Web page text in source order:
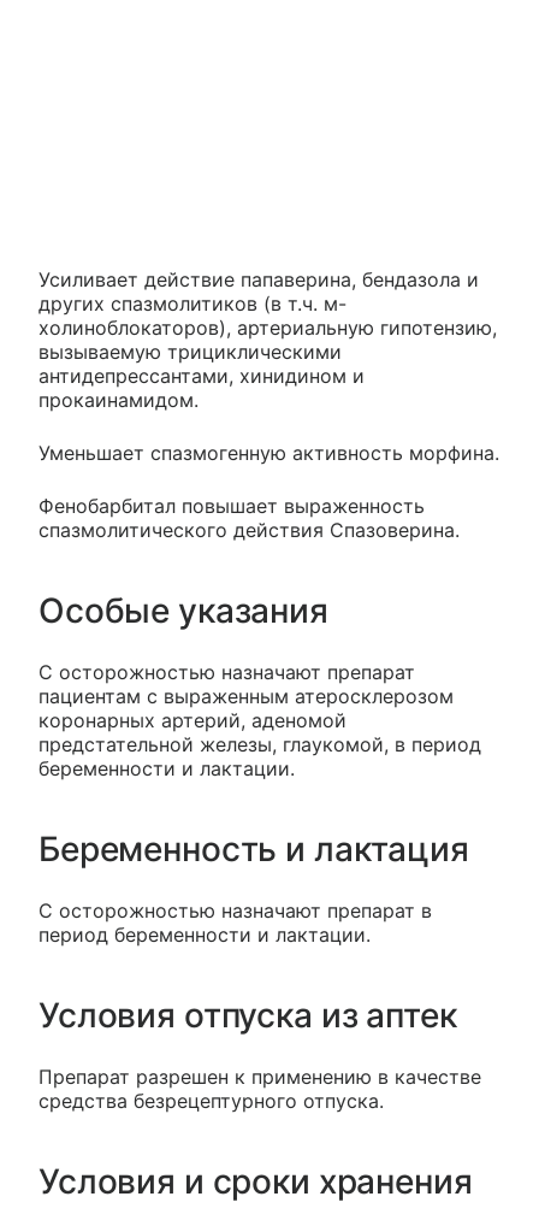
Усиливает действие папаверина, бендазола и
других спазмолитиков (в т.ч. м-
холиноблокаторов), артериальную гипотензию,
вызываемую трициклическими
антидепрессантами, хинидином и
прокаинамидом.
Уменьшает спазмогенную активность морфина.
Фенобарбитал повышает выраженность
спазмолитического действия Спазоверина.
Особые указания
С осторожностью назначают препарат
пациентам с выраженным атеросклерозом
коронарных артерий, аденомой
предстательной железы, глаукомой, в период
беременности и лактации.
Беременность и лактация
С осторожностью назначают препарат в
период беременности и лактации.
Условия отпуска из аптек
Препарат разрешен к применению в качестве
средства безрецептурного отпуска.
Условия и сроки хранения